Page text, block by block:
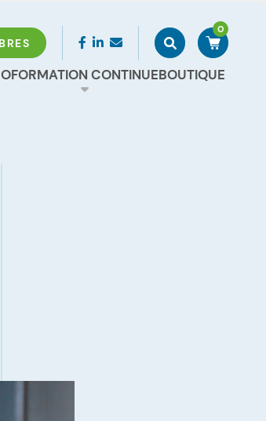
RechercherAccéder à
0
FORMATION CONTINUEBOUTIQUE